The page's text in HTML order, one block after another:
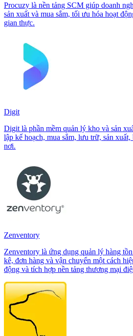
Procuzy là nền tảng SCM giúp doanh
sản xuất và mua sắm, tối ưu hóa hoạt
gian thực.
Digit
Digit là phần mềm quản lý kho và sản
lập kế hoạch, mua sắm, lưu trữ, sản
nơi.
Zenventory
Zenventory là ứng dụng quản lý hàng
kê, đơn hàng và vận chuyển một cách
động và tích hợp nền tảng thương mại